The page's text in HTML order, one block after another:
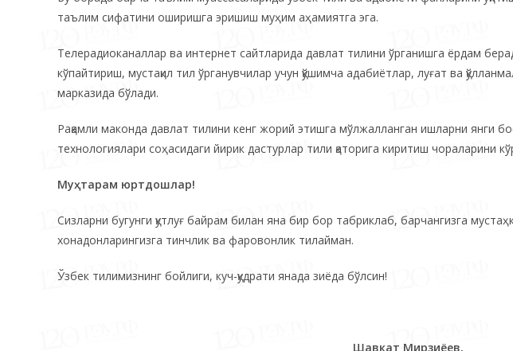
таълим сифатини оширишга эришиш муҳим аҳамиятга эга.
Телерадиоканаллар ва интернет сайтларида давлат тилини ўрганишга ёрдам
кўпайтириш, мустақил тил ўрганувчилар учун қўшимча адабиётлар, луғат ва
марказида бўлади.
Рақамли маконда давлат тилини кенг жорий этишга мўлжалланган ишларни янги
технологиялари соҳасидаги йирик дастурлар тили қаторига киритиш чораларини
Муҳтарам юртдошлар!
Сизларни бугунги қутлуғ байрам билан яна бир бор табриклаб, барчангизга
хонадонларингизга тинчлик ва фаровонлик тилайман.
Ўзбек тилимизнинг бойлиги, куч-қудрати янада зиёда бўлсин!
Шавкат Мирзиёев,